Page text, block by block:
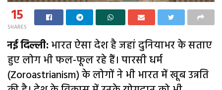
15
SHARES
नई दिल्ली:भारत ऐसा देश है जहां दुनियाभर के सताए
हुए लोग भी फल-फूल रहे हैं। पारसी धर्म
(Zoroastrianism) के लोगों ने भी भारत में खूब उन्नति